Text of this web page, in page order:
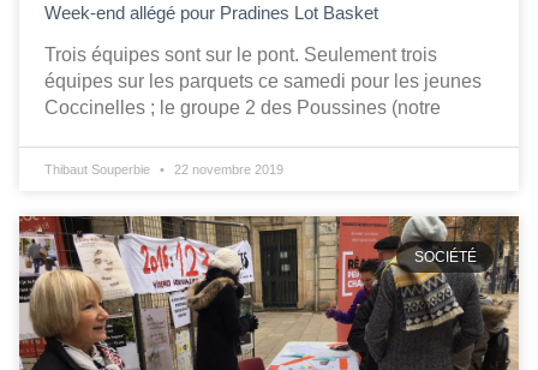
Week-end allégé pour Pradines Lot Basket
Trois équipes sont sur le pont. Seulement trois
équipes sur les parquets ce samedi pour les jeunes
Coccinelles ; le groupe 2 des Poussines (notre
Thibaut Souperbie 22 novembre 2019
SOCIÉTÉ